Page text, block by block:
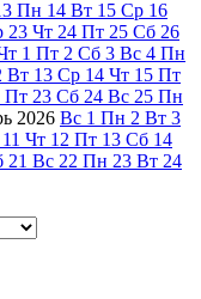
Пн 14 Вт 15 Ср 16
23 Чт 24 Пт 25 Сб 26
1 Пт 2 Сб 3 Вс 4 Пн
Вт 13 Ср 14 Чт 15 Пт
Пт 23 Сб 24 Вс 25 Пн
2026 Вс 1 Пн 2 Вт 3
11 Чт 12 Пт 13 Сб 14
21 Вс 22 Пн 23 Вт 24